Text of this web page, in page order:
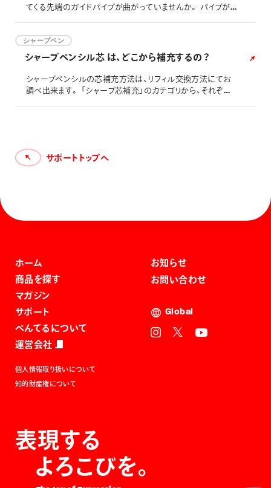
てくる先端のガイドパイプが曲がっていませんか。 パイプが
て」)をご確認の上、購入についてご検討ください。 ２．芯の
出の長さが長くなっておりませんか。 芯を出し過ぎますと、芯
が折れやすくなってしまいます。使用当初は２ノックで芯を出
し
シャープペン
シャープペンシル芯 は、どこから補充するの？
シャープペンシルの芯補充方法は、リフィル交換方法にてお
調べ出来ます。 「シャープ芯補充」のカテゴリから、それぞれ
サポートトップへ
ホーム
商品を探す
マガジン
サポート
ぺんてるについて
運営会社
お知らせ
お問い合わせ
Global
個人情報取り扱いについて
知的財産権について
表現する
よろこびを。